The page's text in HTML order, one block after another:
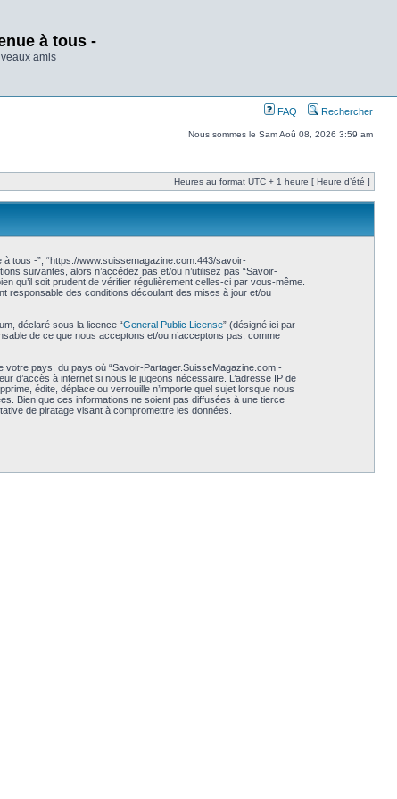
à tous -
amis
FAQ Rechercher
Nous sommes le Sam Aoû 08, 2026 3:59 am
Heures au format UTC + 1 heure [ Heure d’été ]
tous -”, “https://www.suissemagazine.com:443/savoir-
suivantes, alors n’accédez pas et/ou n’utilisez pas “Savoir-
qu’il soit prudent de vérifier régulièrement celles-ci par vous-même.
responsable des conditions découlant des mises à jour et/ou
déclaré sous la licence “General Public License” (désigné ici par
de ce que nous acceptons et/ou n’acceptons pas, comme
pays, du pays où “Savoir-Partager.SuisseMagazine.com -
d’accès à internet si nous le jugeons nécessaire. L’adresse IP de
édite, déplace ou verrouille n’importe quel sujet lorsque nous
Bien que ces informations ne soient pas diffusées à une tierce
de piratage visant à compromettre les données.